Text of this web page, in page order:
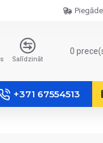
Piegāde
Salīdzināt
0
+371 67554513